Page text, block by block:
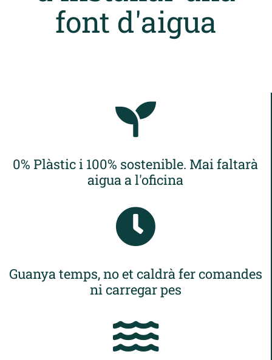
font d'aigua
0% Plàstic i 100% sostenible. Mai faltarà
aigua a l'oficina
Guanya temps, no et caldrà fer comandes
ni carregar pes